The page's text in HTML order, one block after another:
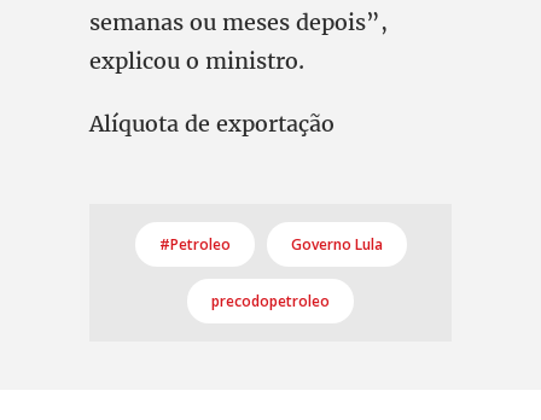
semanas ou meses depois”,
explicou o ministro.
Alíquota de exportação
#Petroleo Governo Lula
precodopetroleo